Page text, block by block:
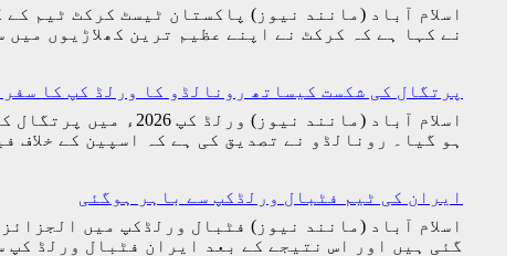
اسلام آباد (مانند نیوز) پاکستان ٹیسٹ کرکٹ ٹیم
نے کہا ہے کہ کرکٹ نے اپنے عظیم ترین کھلاڑیوں
پرتگال کی شکست کیساتھ رونالڈو کا ورلڈ کپ کا سفر
اسلام آباد
ہو گیا۔ رونالڈو نے تصدیق کی ہے کہ اسپین کے
ایران کی ٹیم فٹبال ورلڈکپ سے باہر ہوگئی
گئی ہیں اور اس نتیجے کے بعد ایران فٹبال ورلڈ کپ سے